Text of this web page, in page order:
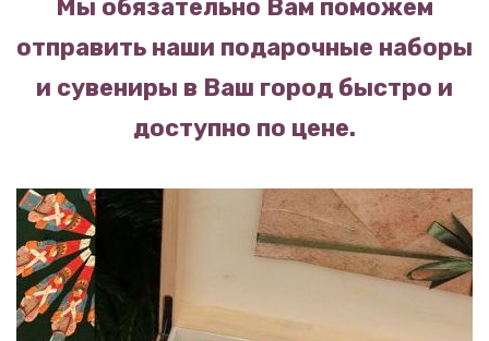
Мы обязательно Вам поможем
отправить наши подарочные наборы
и сувениры в Ваш город быстро и
доступно по цене.